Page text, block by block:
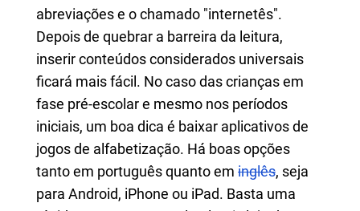
abreviações e o chamado "internetês".
Depois de quebrar a barreira da leitura,
inserir conteúdos considerados universais
ficará mais fácil. No caso das crianças em
fase pré-escolar e mesmo nos períodos
iniciais, um boa dica é baixar aplicativos de
jogos de alfabetização. Há boas opções
tanto em português quanto em inglês, seja
para Android, iPhone ou iPad. Basta uma